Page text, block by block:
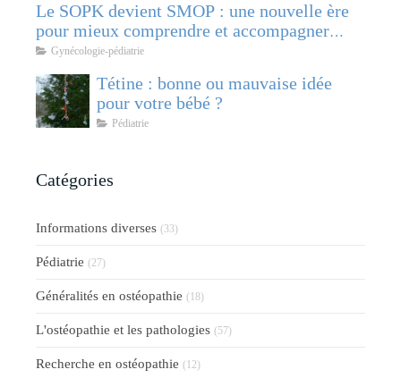
Le SOPK devient SMOP : une nouvelle ère
pour mieux comprendre et accompagner
cette pathologie féminine
Gynécologie-pédiatrie
Tétine : bonne ou mauvaise idée
pour votre bébé ?
Pédiatrie
Catégories
Informations diverses (33)
Pédiatrie (27)
Généralités en ostéopathie (18)
L'ostéopathie et les pathologies (57)
Recherche en ostéopathie (12)